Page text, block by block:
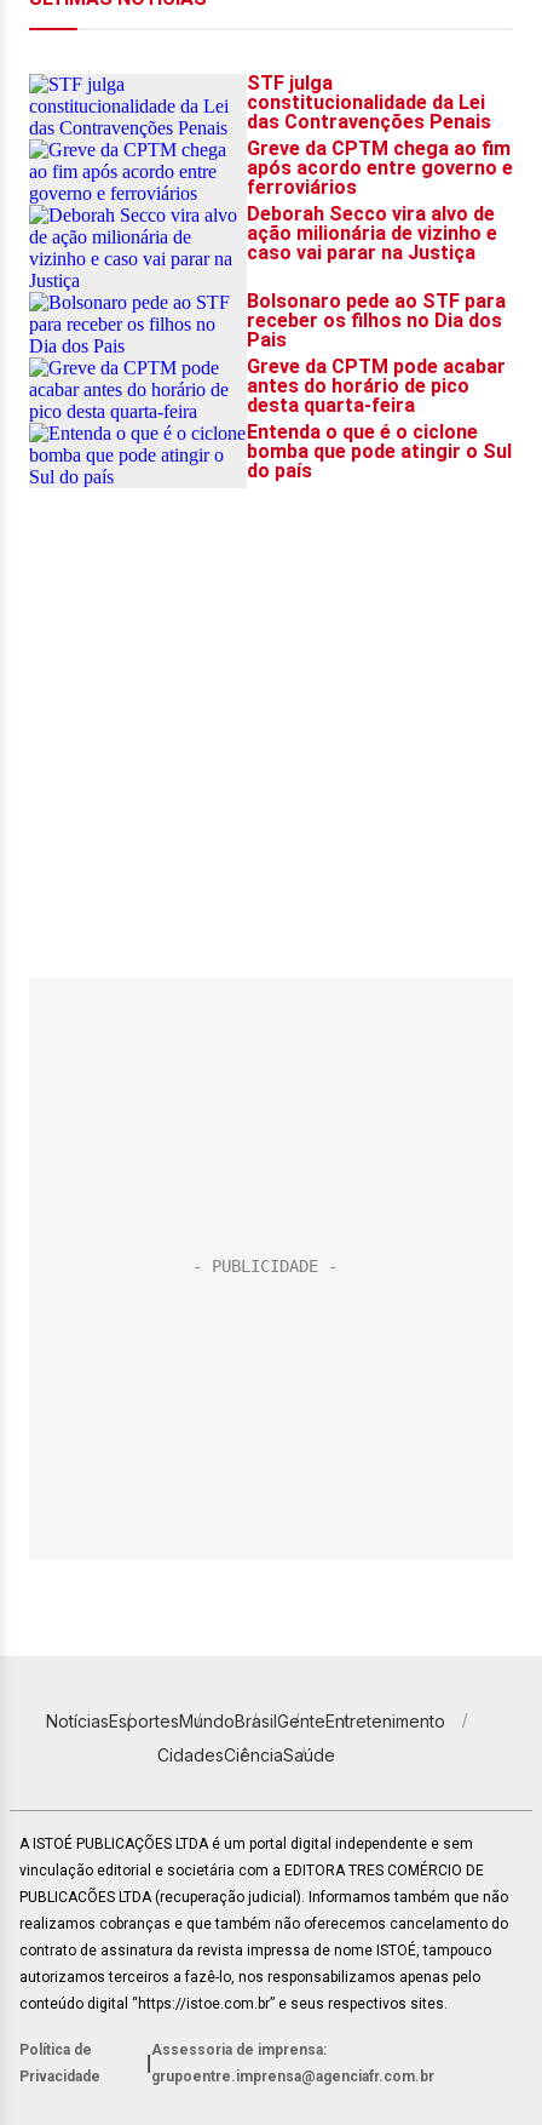
NotíciasEsportesMundoBrasilGenteEntretenimento
CidadesCiênciaSaúde
A ISTOÉ PUBLICAÇÕES LTDA é um portal digital independente e sem
vinculação editorial e societária com a EDITORA TRES COMÉRCIO DE
PUBLICACÕES LTDA (recuperação judicial). Informamos também que não
realizamos cobranças e que também não oferecemos cancelamento do
contrato de assinatura da revista impressa de nome ISTOÉ, tampouco
autorizamos terceiros a fazê-lo, nos responsabilizamos apenas pelo
conteúdo digital “https://istoe.com.br” e seus respectivos sites.
Política de
Privacidade
Assessoria de imprensa:
grupoentre.imprensa@agenciafr.com.br